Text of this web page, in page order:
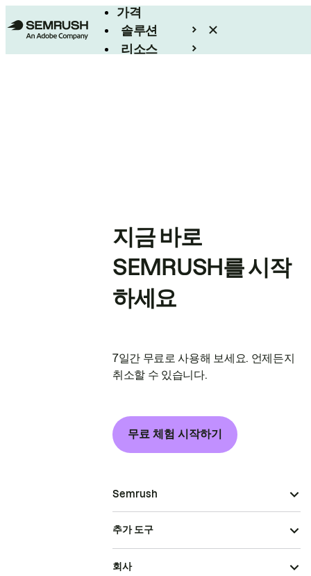
가격
솔루션
리소스
지금 바로
SEMRUSH를 시작
하세요
7일간 무료로 사용해 보세요. 언제든지
취소할 수 있습니다.
무료 체험 시작하기
Semrush
추가 도구
회사